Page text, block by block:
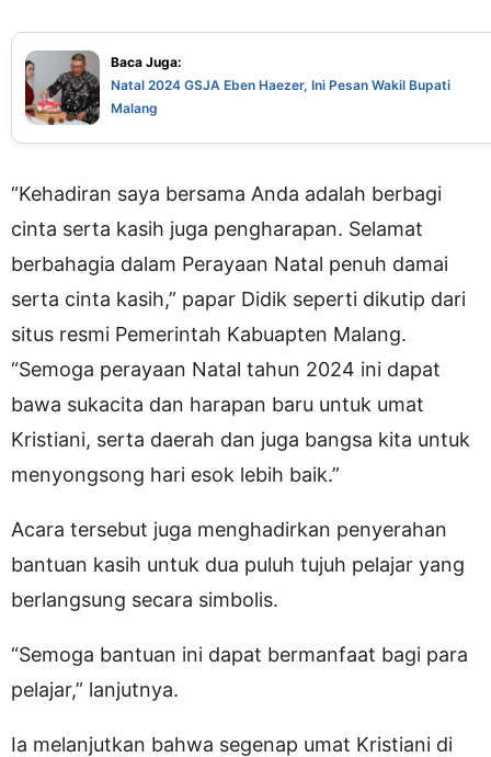
Baca Juga:
Natal 2024 GSJA Eben Haezer, Ini Pesan Wakil Bupati
Malang
“Kehadiran saya bersama Anda adalah berbagi
cinta serta kasih juga pengharapan. Selamat
berbahagia dalam Perayaan Natal penuh damai
serta cinta kasih,” papar Didik seperti dikutip dari
situs resmi Pemerintah Kabuapten Malang.
“Semoga perayaan Natal tahun 2024 ini dapat
bawa sukacita dan harapan baru untuk umat
Kristiani, serta daerah dan juga bangsa kita untuk
menyongsong hari esok lebih baik.”
Acara tersebut juga menghadirkan penyerahan
bantuan kasih untuk dua puluh tujuh pelajar yang
berlangsung secara simbolis.
“Semoga bantuan ini dapat bermanfaat bagi para
pelajar,” lanjutnya.
Ia melanjutkan bahwa segenap umat Kristiani di